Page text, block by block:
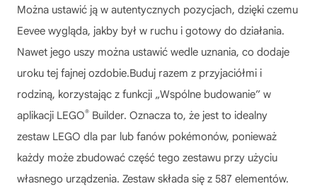
Można ustawić ją w autentycznych pozycjach, dzięki czemu
Eevee wygląda, jakby był w ruchu i gotowy do działania.
Nawet jego uszy można ustawić wedle uznania, co dodaje
uroku tej fajnej ozdobie.Buduj razem z przyjaciółmi i
rodziną, korzystając z funkcji „Wspólne budowanie” w
aplikacji LEGO® Builder. Oznacza to, że jest to idealny
zestaw LEGO dla par lub fanów pokémonów, ponieważ
każdy może zbudować część tego zestawu przy użyciu
własnego urządzenia. Zestaw składa się z 587 elementów.